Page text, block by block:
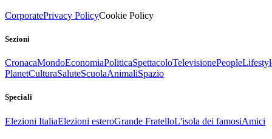
CorporatePrivacy PolicyCookie Policy
Sezioni
CronacaMondoEconomiaPoliticaSpettacoloTelevisionePeople
PlanetCulturaSaluteScuolaAnimaliSpazio
Speciali
Elezioni ItaliaElezioni esteroGrande FratelloL'isola dei famosiAmici